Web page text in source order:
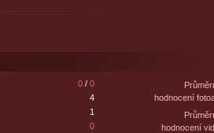
0/ 0
4
1
0
hodnocení
hodnocení